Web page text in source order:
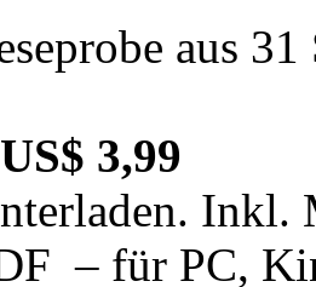
aus
US$ 3,99
Inkl.
– für PC,